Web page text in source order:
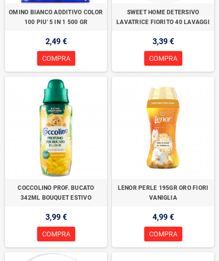
OMINO BIANCO ADDITIVO COLOR
100 PIU' 5 IN 1 500 GR
2,49 €
COMPRA
SWEET HOME DETERSIVO
LAVATRICE FIORITO 40 LAVAGGI
3,39 €
COMPRA
COCCOLINO PROF. BUCATO
342ML BOUQUET ESTIVO
3,99 €
COMPRA
LENOR PERLE 195GR ORO FIORI
VANIGLIA
4,99 €
COMPRA